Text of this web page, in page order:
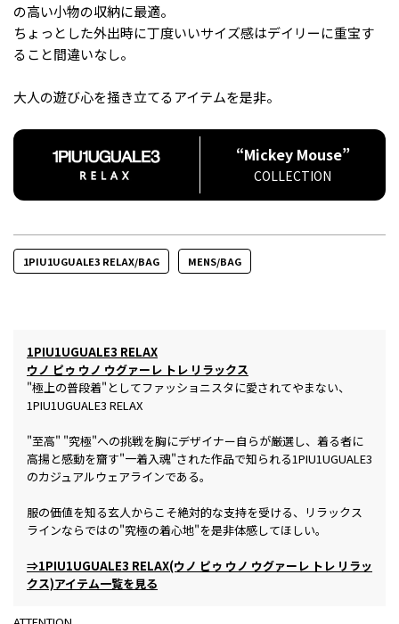
の高い小物の収納に最適。
ちょっとした外出時に丁度いいサイズ感はデイリーに重宝す
ること間違いなし。
大人の遊び心を掻き立てるアイテムを是非。
“Mickey Mouse”
COLLECTION
1PIU1UGUALE3 RELAX/BAG MENS/BAG
1PIU1UGUALE3 RELAX
ウノ ピゥ ウノ ウグァーレ トレ リラックス
"極上の普段着"としてファッショニスタに愛されてやまない、
1PIU1UGUALE3 RELAX
"至高" "究極"への挑戦を胸にデザイナー自らが厳選し、着る者に
高揚と感動を齎す"一着入魂"された作品で知られる1PIU1UGUALE3
のカジュアルウェアラインである。
服の価値を知る玄人からこそ絶対的な支持を受ける、リラックス
ラインならではの"究極の着心地"を是非体感してほしい。
⇒1PIU1UGUALE3 RELAX(ウノ ピゥ ウノ ウグァーレ トレ リラッ
クス)アイテム一覧を見る